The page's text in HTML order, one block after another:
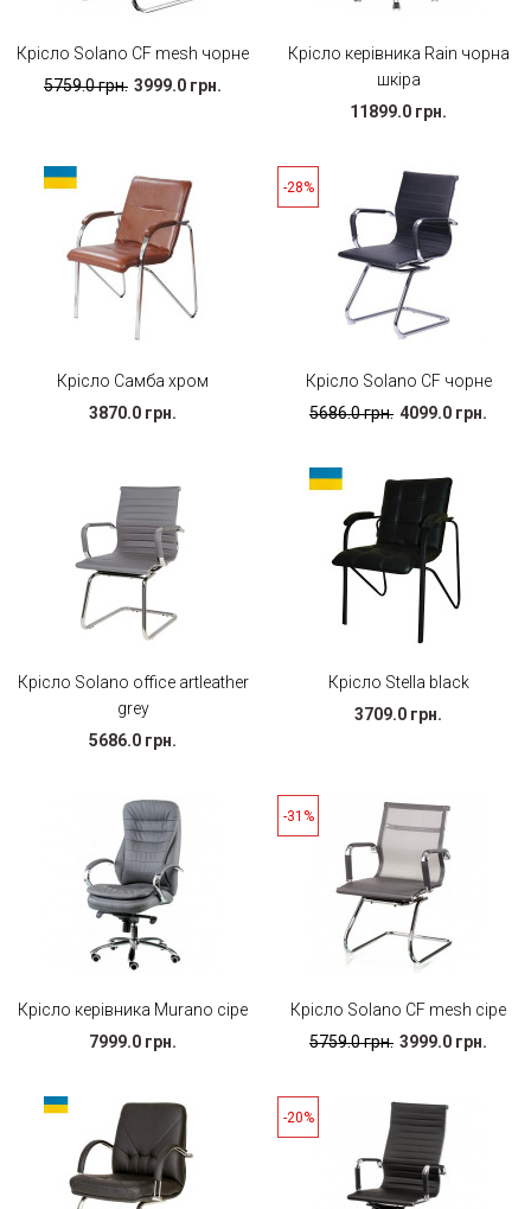
Крісло Solano CF mesh чорне
5759.0 грн. 3999.0 грн.
Крісло керівника Rain чорна
шкіра
11899.0 грн.
Крісло Самба хром
3870.0 грн.
-28%
Крісло Solano CF чорне
5686.0 грн. 4099.0 грн.
Крісло Solano office artleather
grey
5686.0 грн.
Крісло Stella black
3709.0 грн.
Крісло керівника Murano сіре
7999.0 грн.
-31%
Крісло Solano CF mesh сіре
5759.0 грн. 3999.0 грн.
-20%